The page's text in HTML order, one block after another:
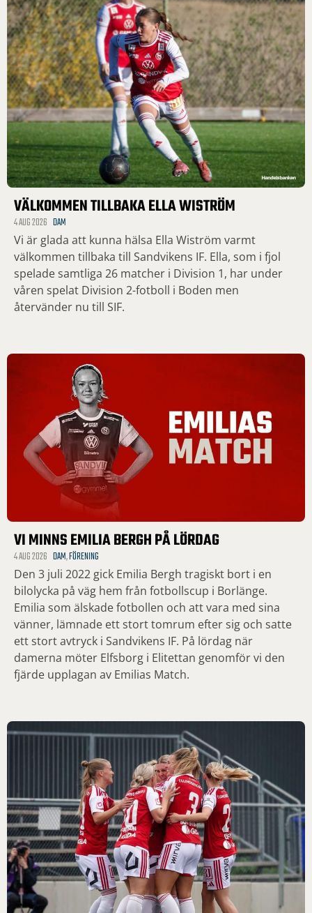
VÄLKOMMEN TILLBAKA ELLA WISTRÖM
4 AUG 2026 DAM
Vi är glada att kunna hälsa Ella Wiström varmt
välkommen tillbaka till Sandvikens IF. Ella, som i fjol
spelade samtliga 26 matcher i Division 1, har under
våren spelat Division 2-fotboll i Boden men
återvänder nu till SIF.
VI MINNS EMILIA BERGH PÅ LÖRDAG
4 AUG 2026 DAM,FÖRENING
Den 3 juli 2022 gick Emilia Bergh tragiskt bort i en
bilolycka på väg hem från fotbollscup i Borlänge.
Emilia som älskade fotbollen och att vara med sina
vänner, lämnade ett stort tomrum efter sig och satte
ett stort avtryck i Sandvikens IF. På lördag när
damerna möter Elfsborg i Elitettan genomför vi den
fjärde upplagan av Emilias Match.